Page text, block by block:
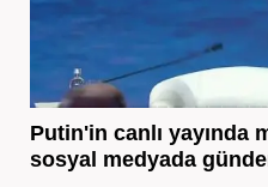
Putin'in canlı yayında
sosyal medyada